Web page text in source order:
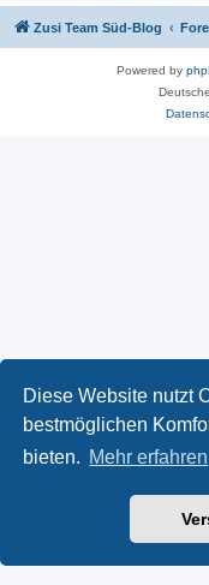
Diese Website nutzt
bestmöglichen
bieten. Mehr erfahren
Zusi Team Süd-Blog
Powered by